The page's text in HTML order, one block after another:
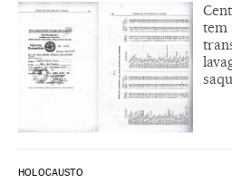
tem
HOLOCAUSTO